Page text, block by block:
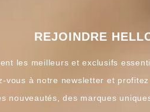
REJOINDRE
les meilleurs et exclusifs
vous à notre newsletter et
nouveautés, des marques